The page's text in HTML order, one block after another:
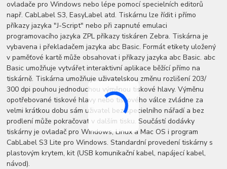
ovladače pro Windows nebo lépe pomocí specielních editorů
např. CabLabel S3, EasyLabel atd. Tiskárnu lze řídit i přímo
příkazy jazyka "J-Script" nebo při zapnuté emulaci
programovacího jazyka ZPL příkazy tiskáren Zebra. Tiskárna je
vybavena i překladačem jazyka abc Basic. Formát etikety uložený
v paměťové kartě může obsahovat i příkazy jazyka abc Basic. abc
Basic umožňuje vytvářet interaktivní aplikace běžící přímo na
tiskárně. Tiskárna umožňuje uživatelskou změnu rozlišení 203/
300 dpi pouhou jednoduchou výměnou tiskové hlavy. Výměnu
opotřebované tiskové hlavy nebo tiskového válce zvládne za
velmi krátkou dobu sám uživatel bez specielního nářadí a bez
prodlení může pokračovat v dalším tisku. Součástí dodávky
tiskárny je ovladač pro Windows, Linux a Mac OS i program
CabLabel S3 Lite pro Windows. Standardní provedení tiskárny s
plastovým krytem, kit (USB komunikační kabel, napájecí kabel,
návod).